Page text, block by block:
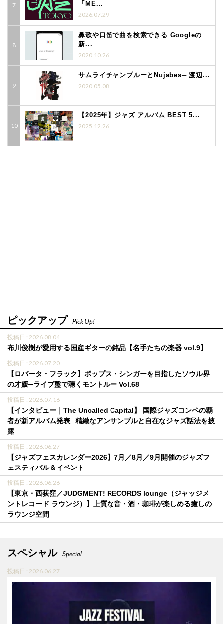
「ME...
2026.07.29
鼻歌や口笛で曲を検索できる Googleの
新...
2020.10.26
サムライチャンプルーとNujabes─ 渡辺...
2020.05.08
【2025年】ジャズ アルバム BEST 5...
2025.12.26
ピックアップ Pick Up!
投稿日 : 2026.08.04
布川俊樹が愛用する国産ギターの銘品【名手たちの楽器 vol.9】
投稿日 : 2026.07.20
【ロバータ・フラック】ポップス・シンガーを目指したソウル界
の才媛─ライブ盤で聴くモントルー Vol.68
投稿日 : 2026.07.16
【インタビュー｜The Uncalled Capital】 国際ジャズコンペの覇
者が新アルバム発表─精緻なアンサンブルと自在なジャズ話法を披
露
投稿日 : 2026.06.27
【ジャズフェスカレンダー2026】7月／8月／9月開催のジャズフ
ェスティバル＆イベント
投稿日 : 2026.06.26
【東京・西荻窪／JUDGMENT! RECORDS lounge（ジャッジメ
ントレコード ラウンジ）】上質な音・酒・珈琲が楽しめる癒しの
ラウンジ空間
スペシャル Special
投稿日 : 2026.06.27